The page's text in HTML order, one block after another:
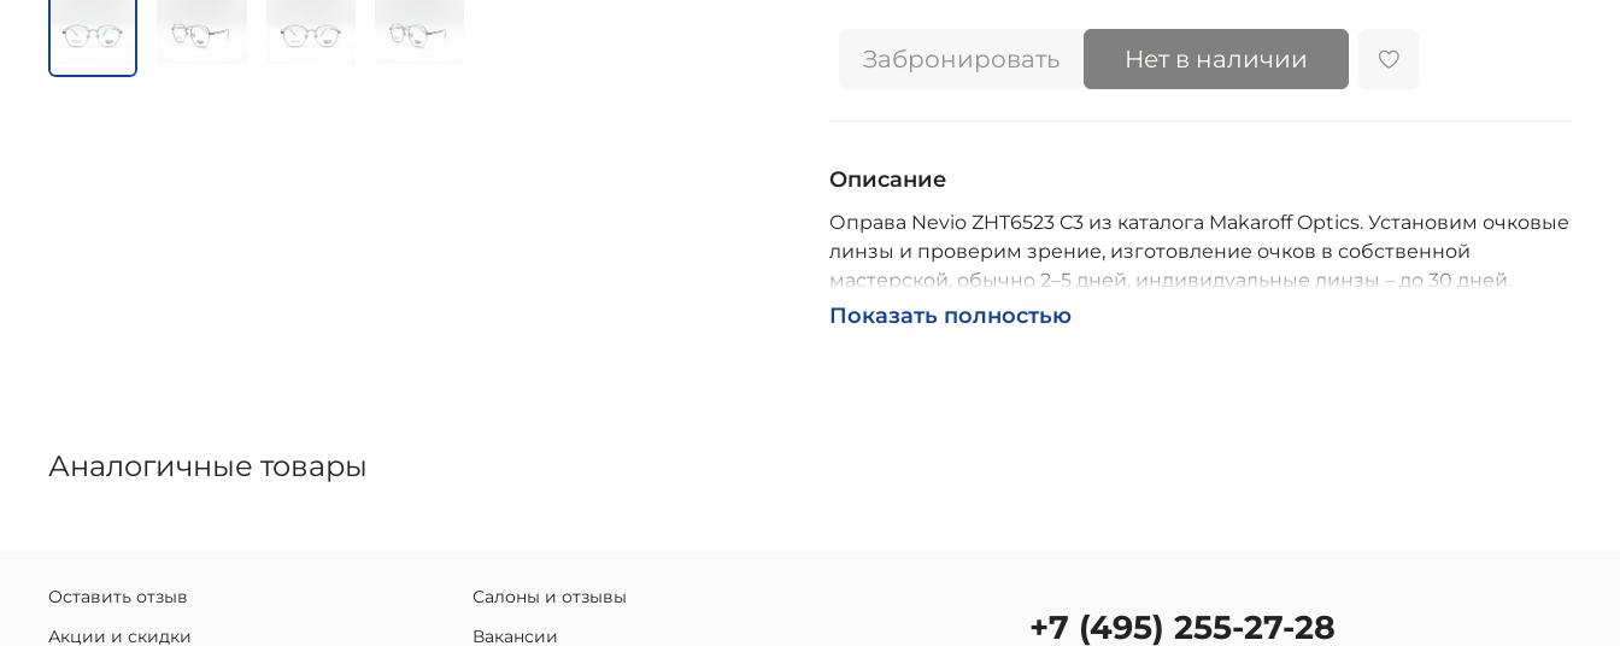
Забронировать Нет в наличии
Описание
Оправа Nevio ZHT6523 C3 из каталога Makaroff Optics. Установим очковые
линзы и проверим зрение, изготовление очков в собственной
мастерской, обычно 2–5 дней, индивидуальные линзы – до 30 дней.
Возможна доставка по России.
Показать полностью
Аналогичные товары
Оставить отзыв
Акции и скидки
Салоны и отзывы
Вакансии
+7 (495) 255-27-28